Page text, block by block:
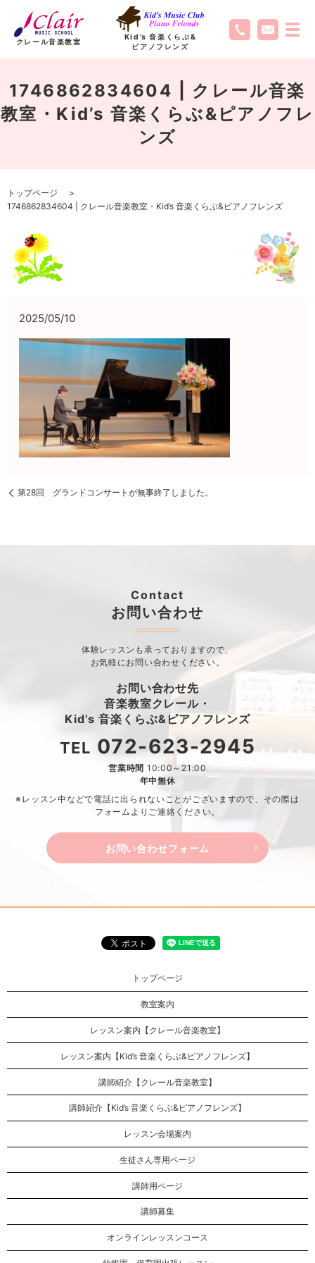
クレール音楽教室
Kid’s 音楽くらぶ&
ピアノフレンズ
1746862834604 | クレール音楽
教室・Kid’s 音楽くらぶ&ピアノフレ
ンズ
トップページ
1746862834604 | クレール音楽教室・Kid’s 音楽くらぶ&ピアノフレンズ
2025/05/10
第28回 グランドコンサートが無事終了しました。
Contact
お問い合わせ
体験レッスンも承っておりますので、
お気軽にお問い合わせください。
お問い合わせ先
音楽教室クレール・
Kid’s 音楽くらぶ&ピアノフレンズ
TEL 072-623-2945
営業時間 10:00～21:00
年中無休
※レッスン中などで電話に出られないことがございますので、 その際は
フォームよりご連絡ください。
お問い合わせフォーム
トップページ
教室案内
レッスン案内【クレール音楽教室】
レッスン案内【Kid’s 音楽くらぶ&ピアノフレンズ】
講師紹介【クレール音楽教室】
講師紹介【Kid’s 音楽くらぶ&ピアノフレンズ】
レッスン会場案内
生徒さん専用ページ
講師用ページ
講師募集
オンラインレッスンコース